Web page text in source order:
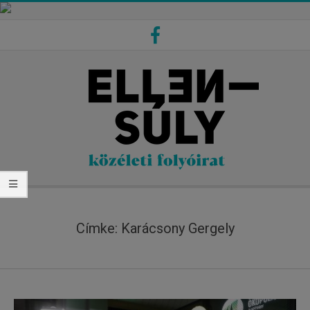
Secondary
Címke: Karácsony Gergely